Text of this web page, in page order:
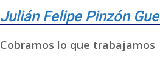
Julián Felipe Pinzón
Cobramos lo que trabajamos